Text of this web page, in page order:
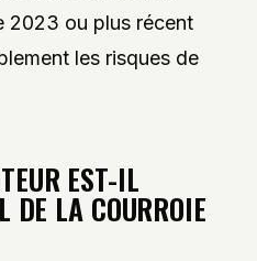
2023 ou plus récent
les risques de
EST-IL
DE LA COURROIE